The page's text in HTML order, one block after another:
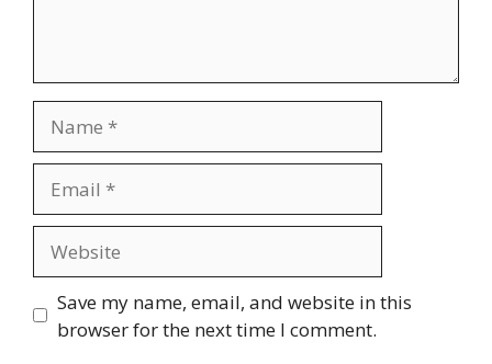
Save my name, email, and website in this
browser for the next time I comment.